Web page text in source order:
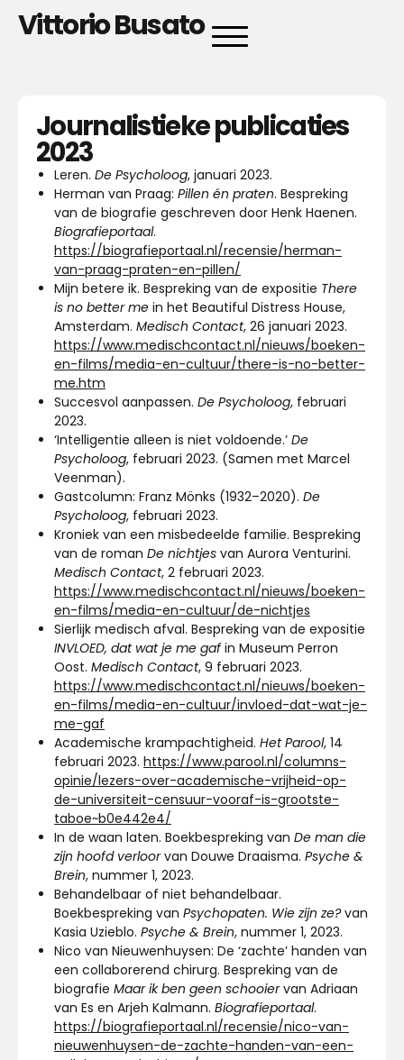
Vittorio Busato
Journalistieke publicaties
2023
Leren. De Psycholoog, januari 2023.
Herman van Praag: Pillen én praten. Bespreking
van de biografie geschreven door Henk Haenen.
Biografieportaal.
https://biografieportaal.nl/recensie/herman-
van-praag-praten-en-pillen/
Mijn betere ik. Bespreking van de expositie There
is no better me in het Beautiful Distress House,
Amsterdam. Medisch Contact, 26 januari 2023.
https://www.medischcontact.nl/nieuws/boeken-
en-films/media-en-cultuur/there-is-no-better-
me.htm
Succesvol aanpassen. De Psycholoog, februari
2023.
‘Intelligentie alleen is niet voldoende.’ De
Psycholoog, februari 2023. (Samen met Marcel
Veenman).
Gastcolumn: Franz Mönks (1932–2020). De
Psycholoog, februari 2023.
Kroniek van een misbedeelde familie. Bespreking
van de roman De nichtjes van Aurora Venturini.
Medisch Contact, 2 februari 2023.
https://www.medischcontact.nl/nieuws/boeken-
en-films/media-en-cultuur/de-nichtjes
Sierlijk medisch afval. Bespreking van de expositie
INVLOED, dat wat je me gafin Museum Perron
Oost. Medisch Contact, 9 februari 2023.
https://www.medischcontact.nl/nieuws/boeken-
en-films/media-en-cultuur/invloed-dat-wat-je-
me-gaf
Academische krampachtigheid. Het Parool, 14
februari 2023. https://www.parool.nl/columns-
opinie/lezers-over-academische-vrijheid-op-
de-universiteit-censuur-vooraf-is-grootste-
taboe~b0e442e4/
In de waan laten. Boekbespreking van De man die
zijn hoofd verloorvan Douwe Draaisma. Psyche &
Brein, nummer 1, 2023.
Behandelbaar of niet behandelbaar.
Boekbespreking van Psychopaten. Wie zijn ze?van
Kasia Uzieblo. Psyche & Brein, nummer 1, 2023.
Nico van Nieuwenhuysen: De ‘zachte’ handen van
een collaborerend chirurg. Bespreking van de
biografie Maar ik ben geen schooiervan Adriaan
van Es en Arjeh Kalmann. Biografieportaal.
https://biografieportaal.nl/recensie/nico-van-
nieuwenhuysen-de-zachte-handen-van-een-